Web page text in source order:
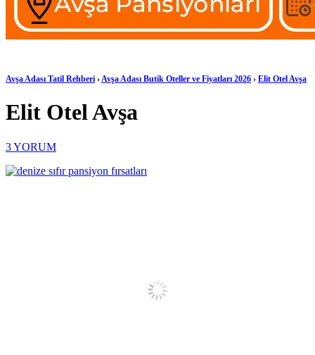
Avşa Adası Tatil Rehberi ›Avşa Adası Butik Oteller ve Fiyatları 2026 › Elit Otel Avşa
Elit Otel Avşa
3YORUM